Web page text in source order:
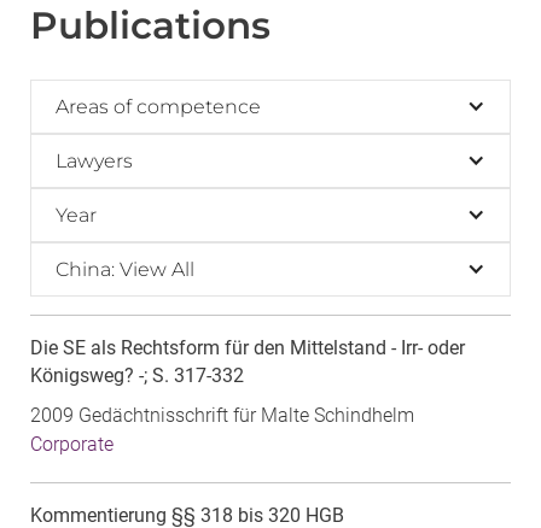
Publications
Areas of competence
Lawyers
Year
China: View All
Die SE als Rechtsform für den Mittelstand - Irr- oder
Königsweg? -; S. 317-332
2009 Gedächtnisschrift für Malte Schindhelm
Corporate
Kommentierung §§ 318 bis 320 HGB